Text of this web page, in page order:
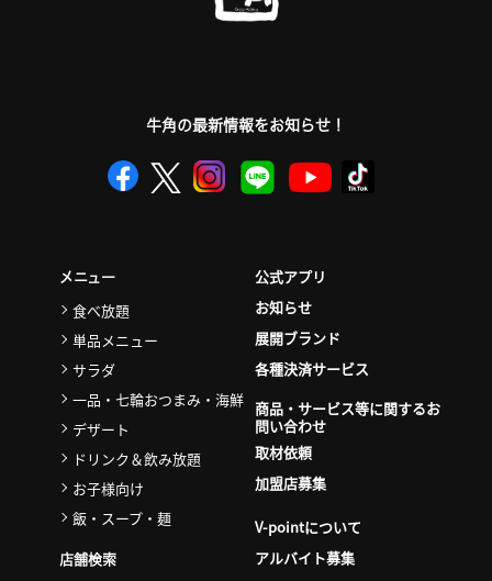
牛角の最新情報をお知らせ！
メニュー
食べ放題
単品メニュー
サラダ
一品・七輪おつまみ・海鮮
デザート
ドリンク＆飲み放題
お子様向け
飯・スープ・麺
店舗検索
公式アプリ
お知らせ
展開ブランド
各種決済サービス
商品・サービス等に関するお
問い合わせ
取材依頼
加盟店募集
V-pointについて
アルバイト募集